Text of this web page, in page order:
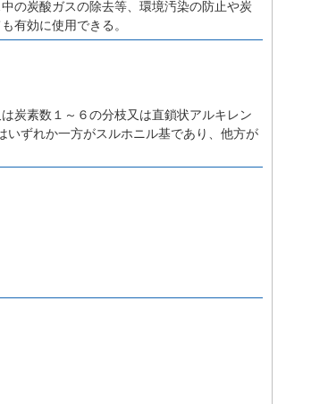
の炭酸ガスの除去等、環境汚染の防止や炭
有効に使用できる。
炭素数１～６の分枝又は直鎖状アルキレン
いずれか一方がスルホニル基であり、他方が